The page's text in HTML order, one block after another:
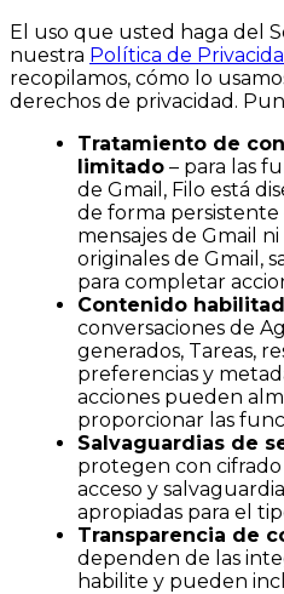
El uso que usted haga del
nuestra Política de
recopilamos, cómo lo
derechos de privacidad.
Tratamiento de
limitado – para las
de Gmail, Filo está
de forma
mensajes de Gmail
originales de Gmail,
para completar
Contenido
conversaciones de
generados, Tareas,
preferencias y
acciones pueden
proporcionar las
Salvaguardias de
protegen con
acceso y
apropiadas para el
Transparencia de
dependen de las
habilite y pueden